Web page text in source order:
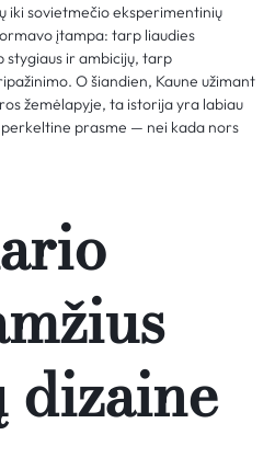
iki sovietmečio eksperimentinių
įtampa: tarp liaudies
ir ambicijų, tarp
O šiandien, Kaune užimant
žemėlapyje, ta istorija yra labiau
prasme — nei kada nors